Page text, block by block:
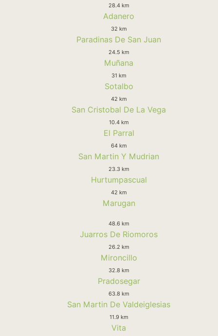
28.4 km
Adanero
32 km
Paradinas De San Juan
24.5 km
Muñana
31 km
Sotalbo
42 km
San Cristobal De La Vega
10.4 km
El Parral
64 km
San Martin Y Mudrian
23.3 km
Hurtumpascual
42 km
Marugan
48.6 km
Juarros De Riomoros
26.2 km
Mironcillo
32.8 km
Pradosegar
63.8 km
San Martin De Valdeiglesias
11.9 km
Vita